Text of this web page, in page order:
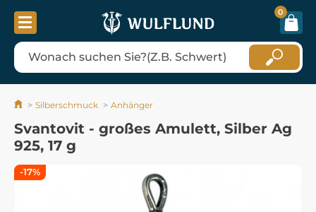
0
Silberschmuck Anhänger
Svantovit - großes Amulett, Silber Ag
925, 17 g
-17%